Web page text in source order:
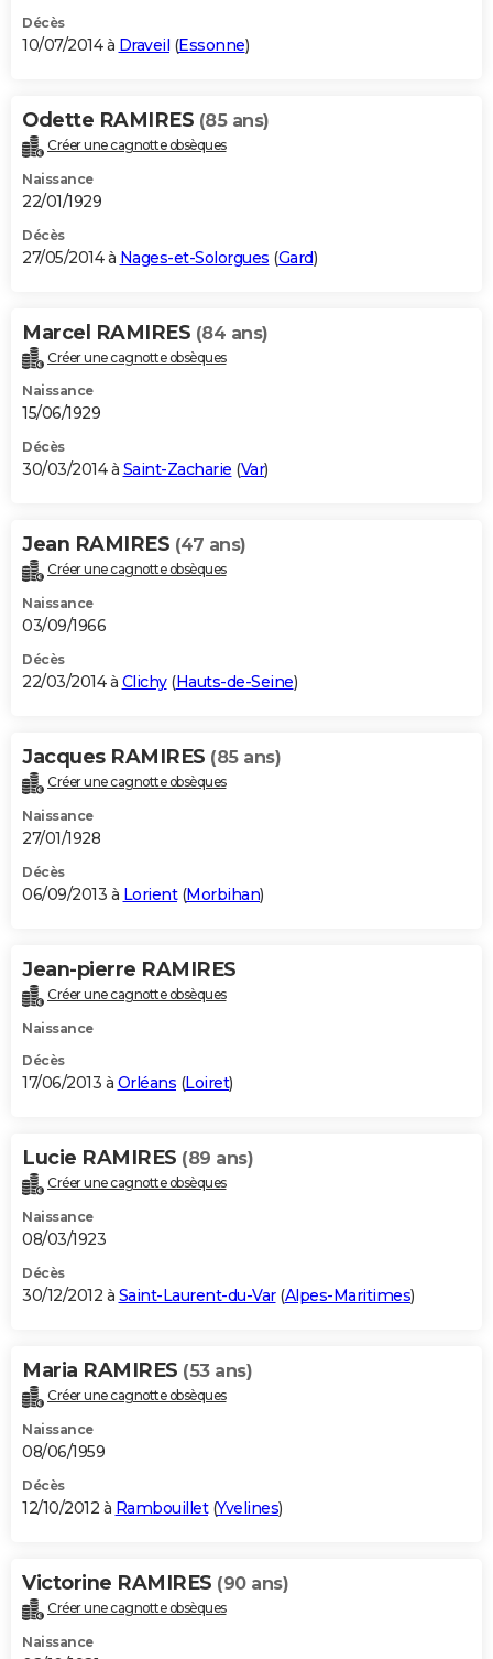
Décès
10/07/2014 à Draveil (Essonne)
Odette RAMIRES (85 ans)
Créer une cagnotte obsèques
Naissance
22/01/1929
Décès
27/05/2014 à Nages-et-Solorgues (Gard)
Marcel RAMIRES (84 ans)
Créer une cagnotte obsèques
Naissance
15/06/1929
Décès
30/03/2014 à Saint-Zacharie (Var)
Jean RAMIRES (47 ans)
Créer une cagnotte obsèques
Naissance
03/09/1966
Décès
22/03/2014 à Clichy(Hauts-de-Seine)
Jacques RAMIRES (85 ans)
Créer une cagnotte obsèques
Naissance
27/01/1928
Décès
06/09/2013 à Lorient(Morbihan)
Jean-pierre RAMIRES
Créer une cagnotte obsèques
Naissance
Décès
17/06/2013 à Orléans (Loiret)
Lucie RAMIRES (89 ans)
Créer une cagnotte obsèques
Naissance
08/03/1923
Décès
30/12/2012 à Saint-Laurent-du-Var(Alpes-Maritimes)
Maria RAMIRES (53 ans)
Créer une cagnotte obsèques
Naissance
08/06/1959
Décès
12/10/2012 à Rambouillet(Yvelines)
Victorine RAMIRES (90 ans)
Créer une cagnotte obsèques
Naissance